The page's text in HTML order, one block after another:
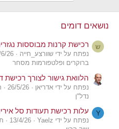
נושאים דומים
ש רכישת קרנות מבוססות
נפתח על ידי שוורצע_חייה 26
ברוקרים ופלטפורמות מסחר
הלוואת גישור לצורך
נפתח על ידי אדריאן 26/5/26
נדל"ן
Y עלות רכישת תעודות סל
נפתח על ידי Yaelz 13/4/26